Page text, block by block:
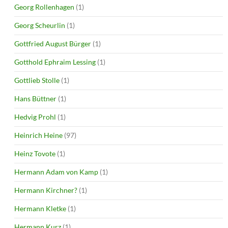
Georg Rollenhagen (1)
Georg Scheurlin (1)
Gottfried August Bürger (1)
Gotthold Ephraim Lessing (1)
Gottlieb Stolle (1)
Hans Büttner (1)
Hedvig Prohl (1)
Heinrich Heine (97)
Heinz Tovote (1)
Hermann Adam von Kamp (1)
Hermann Kirchner? (1)
Hermann Kletke (1)